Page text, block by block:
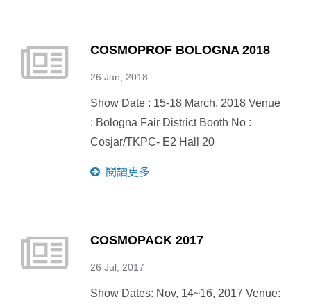
COSMOPROF BOLOGNA 2018
26 Jan, 2018
Show Date : 15-18 March, 2018 Venue
: Bologna Fair District Booth No :
Cosjar/TKPC- E2 Hall 20
閱讀更多
COSMOPACK 2017
26 Jul, 2017
Show Dates: Nov, 14~16, 2017 Venue: